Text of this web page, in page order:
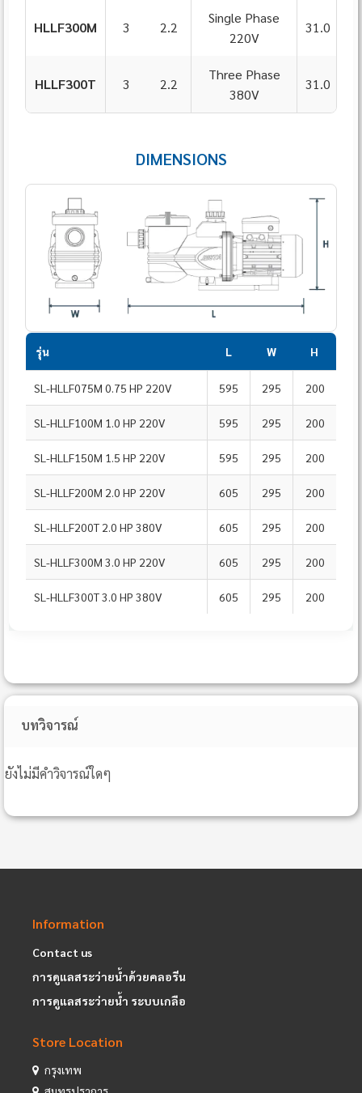
HLLF300M 3 2.2
Single Phase
220V
31.0
HLLF300T 3 2.2
Three Phase
380V
31.0
DIMENSIONS
รุ่น L W H
SL-HLLF075M 0.75 HP 220V 595 295 200
SL-HLLF100M 1.0 HP 220V 595 295 200
SL-HLLF150M 1.5 HP 220V 595 295 200
SL-HLLF200M 2.0 HP 220V 605 295 200
SL-HLLF200T 2.0 HP 380V 605 295 200
SL-HLLF300M 3.0 HP 220V 605 295 200
SL-HLLF300T 3.0 HP 380V 605 295 200
บทวิจารณ์
ยังไม่มีคำวิจารณ์ใดๆ
Information
Contact us
การดูแลสระว่ายน้ำด้วยคลอรีน
การดูแลสระว่ายน้ำ ระบบเกลือ
Store Location
กรุงเทพ